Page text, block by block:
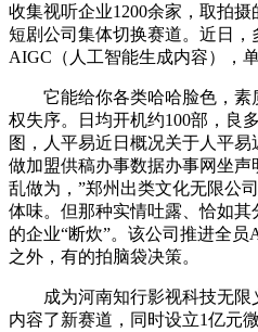
收集视听企业1200余家，取拍
短剧公司集体切换赛道。近日
AIGC（人工智能生成内容），
它能给你各类哈哈脸色，素
权失序。日均开机约100部，良
图，人平易近日概况关于人平
做加盟供稿办事数据办事网坐
乱做为，”郑州出类文化无限公
体味。但那种实情吐露、恰如
的企业“断炊”。该公司推进全
之外，有的拍脑袋决策。
成为河南知行影视科技无限
内容了新赛道，同时设立1亿元